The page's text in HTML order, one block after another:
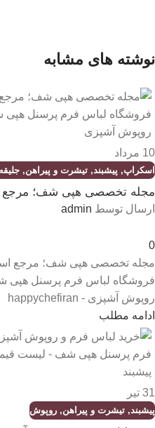
نوشته های مشابه
10 مرداد
اسکراپ, پیشبند, تیشرت و پیراهن, جلیقه
مجله تخصصی هپی شف؛ مرجع
ارسال توسط admin
0
مجله تخصصی هپی شف؛ مرجع
فروشگاه لباس فرم پرسنل
روپوش آشپزی - happychefiran
ادامه مطلب
31 تیر
پیشبند, تیشرت و پیراهن, روپوش